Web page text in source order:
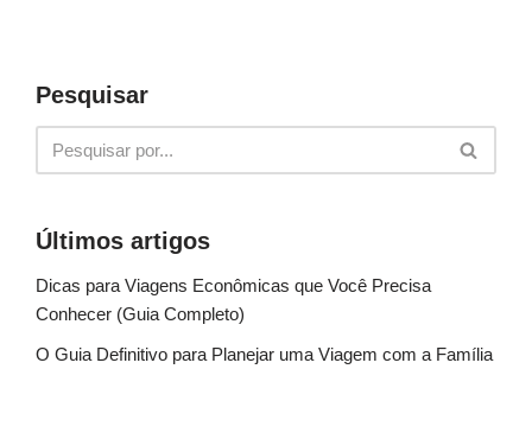
Pesquisar
Últimos artigos
Dicas para Viagens Econômicas que Você Precisa
Conhecer (Guia Completo)
O Guia Definitivo para Planejar uma Viagem com a Família